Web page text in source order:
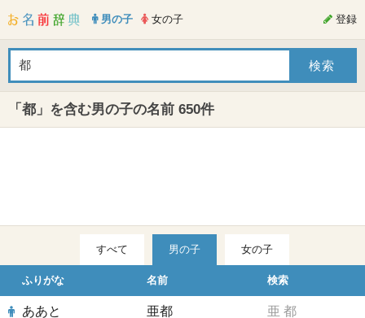
男の子 女の子 登録
「都」を含む男の子の名前 650件
すべて 男の子 女の子
ふりがな 名前 検索
ああと 亜都 亜 都